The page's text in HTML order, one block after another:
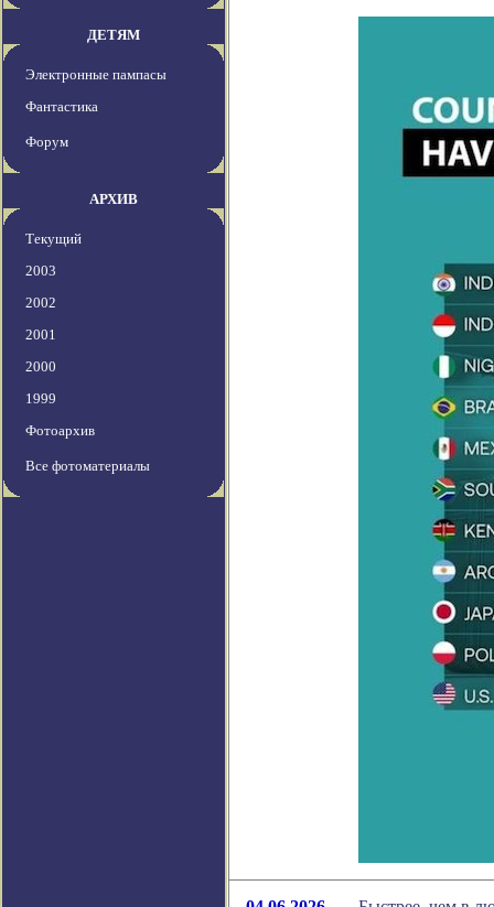
ДЕТЯМ
Электронные пампасы
Фантастика
Форум
АРХИВ
Текущий
2003
2002
2001
2000
1999
Фотоархив
Все фотоматериалы